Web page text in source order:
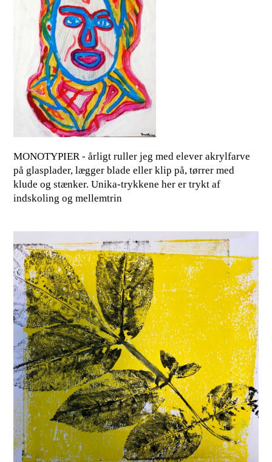
MONOTYPIER - årligt ruller jeg med elever akrylfarve
på glasplader, lægger blade eller klip på, tørrer med
klude og stænker. Unika-trykkene her er trykt af
indskoling og mellemtrin